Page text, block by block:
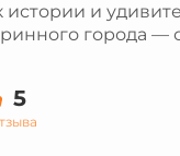
истории и
города —
5